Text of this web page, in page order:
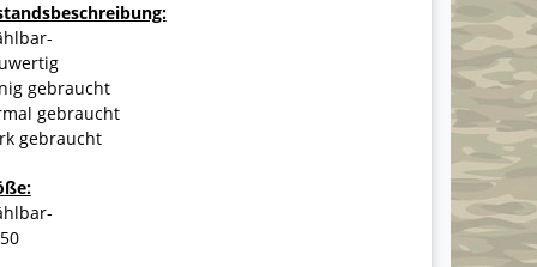
gebraucht
gebraucht
gebraucht